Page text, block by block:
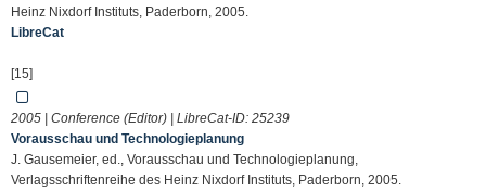
Heinz Nixdorf Instituts, Paderborn, 2005.
LibreCat
[15]
2005 | Conference (Editor) | LibreCat-ID: 25239
Vorausschau und Technologieplanung
J. Gausemeier, ed., Vorausschau und Technologieplanung,
Verlagsschriftenreihe des Heinz Nixdorf Instituts, Paderborn, 2005.